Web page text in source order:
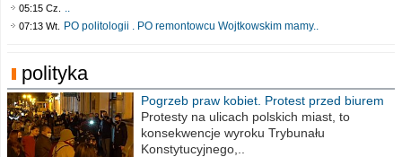
05:15 Cz. ..
07:13 Wt. PO politologii . PO remontowcu Wojtkowskim mamy..
polityka
Pogrzeb praw kobiet. Protest przed biurem
poselskim PiS
Protesty na ulicach polskich miast, to
konsekwencje wyroku Trybunału
Konstytucyjnego,..